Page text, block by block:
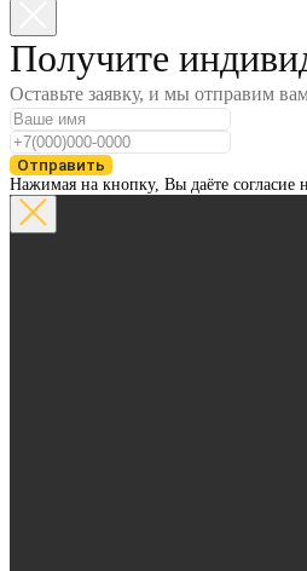
Получите
Оставьте заявку, и мы отправим
Отправить
Нажимая на кнопку, Вы даёте согласие